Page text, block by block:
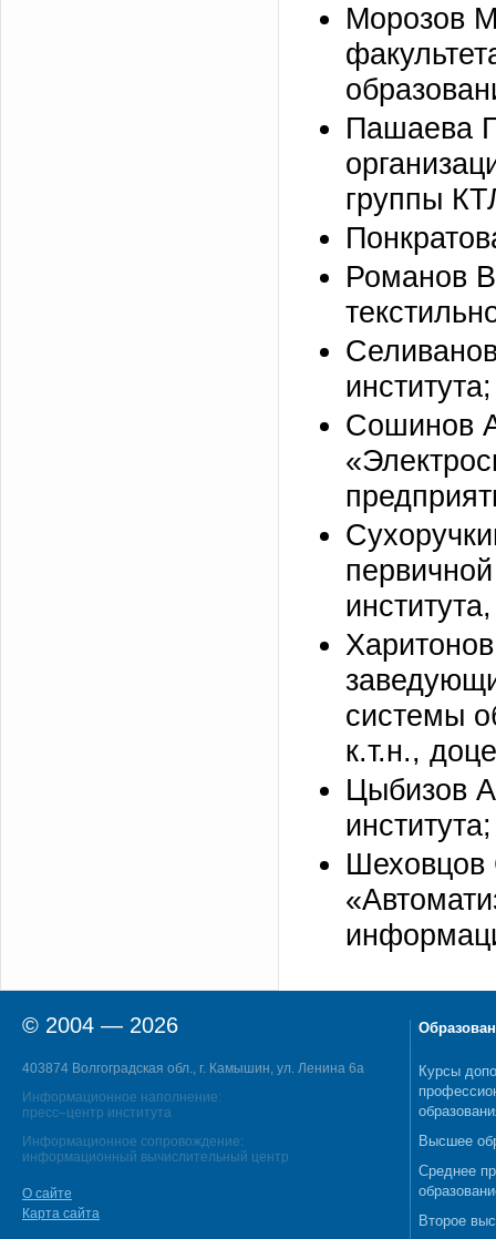
Морозов
Пашаева
группы
Романов
института;
Сошинов
системы
к.т.н.,
Цыбизов
института;
Шеховцов
© 2004 — 2026
403874 Волгоградская обл., г. Камышин, ул. Ленина 6а
Информационное наполнение:
пресс–центр института
Информационное сопровождение:
информационный вычислительный центр
О сайте
Карта сайта
Курсы
Высшее
Среднее
Второе